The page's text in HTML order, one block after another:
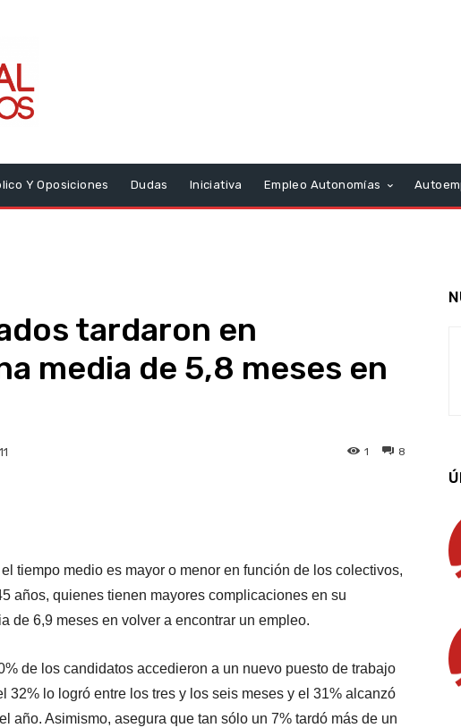
Y Oposiciones Dudas Iniciativa Empleo Autonomías
tardaron en
media de 5,8 meses en
8
1
tiempo medio es mayor o menor en función de los colectivos,
años, quienes tienen mayores complicaciones en su
de 6,9 meses en volver a encontrar un empleo.
de los candidatos accedieron a un nuevo puesto de trabajo
32% lo logró entre los tres y los seis meses y el 31% alcanzó
año. Asimismo, asegura que tan sólo un 7% tardó más de un